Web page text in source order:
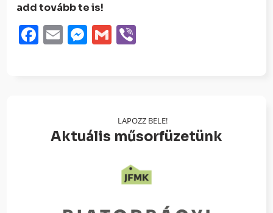
add tovább te is!
Facebook
EmailMessenger
Gmail
LAPOZZ BELE!
Aktuális műsorfüzetünk